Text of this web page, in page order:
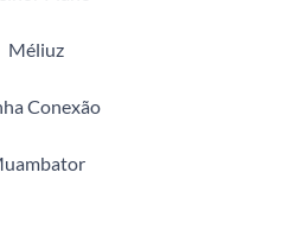
Méliuz
Conexão